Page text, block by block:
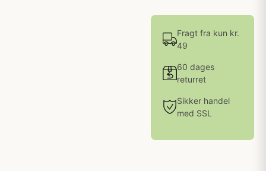
Fragt fra kun kr.
49
60 dages
returret
Sikker handel
med SSL